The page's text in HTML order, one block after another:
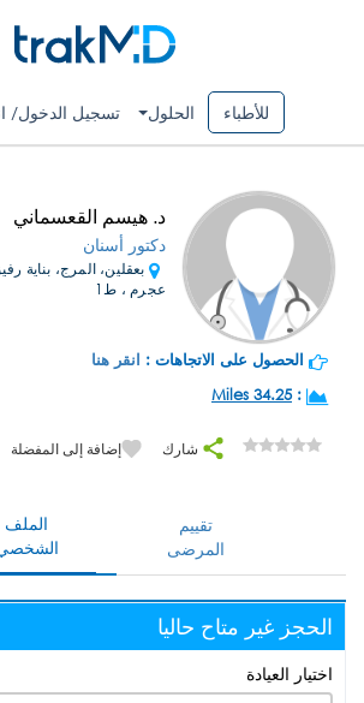
للأطباء الحلول تسجيل الدخول/
د. هيسم القعسماني
دكتور أسنان
بعقلين، المرج، بناية
عجرم ، ط1
الحصول على الاتجاهات : انقر هنا
:
34.25 Miles
شارك إضافة إلى المفضلة
الملف
تقييم
المرضى
الحجز غير متاح حاليا
اختيار العيادة